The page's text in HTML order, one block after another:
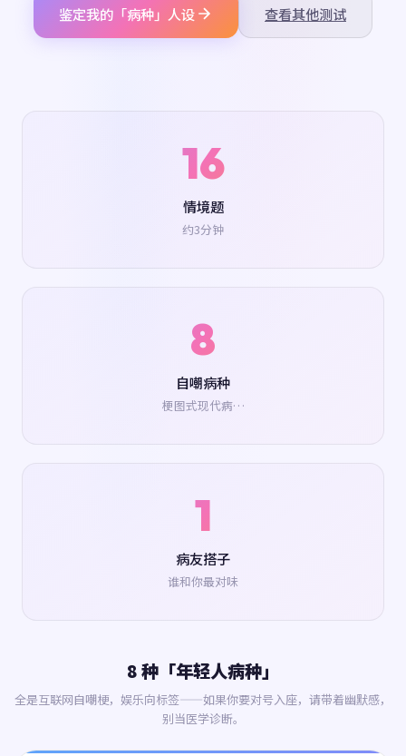
鉴定我的「病种」人设 查看其他测试
16
情境题
约3分钟
8
自嘲病种
梗图式现代病…
1
病友搭子
谁和你最对味
8 种「年轻人病种」
全是互联网自嘲梗，娱乐向标签——如果你要对号入座，请带着幽默感，
别当医学诊断。